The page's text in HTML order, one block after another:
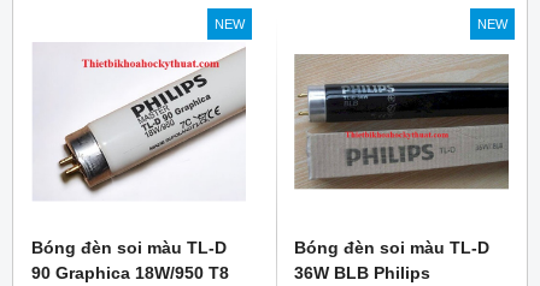
Sản phẩm được sản xuất
bởi hãng Philips, xuất xứ
Ba lan
NEW
Bóng đèn soi màu TL-D
90 Graphica 18W/950 T8
NEW
Bóng đèn soi màu TL-D
36W BLB Philips